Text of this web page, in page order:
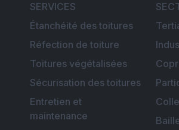
SERVICES
Étanchéité des toitures
Réfection de toiture
Toitures végétalisées
Sécurisation des toitures
Entretien et
maintenance